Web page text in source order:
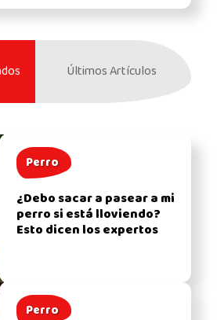
Últimos Artículos
Perro
¿Debo sacar a pasear a mi
perro si está lloviendo?
Esto dicen los expertos
Perro